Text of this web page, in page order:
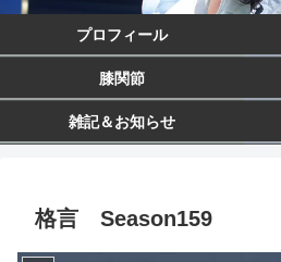
プロフィール
膝関節
雑記＆お知らせ
格言 Season159